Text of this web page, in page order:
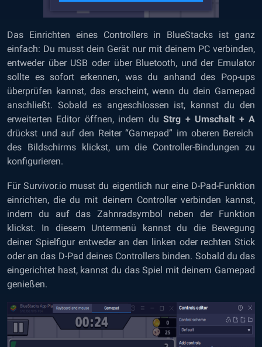
Das Einrichten eines Controllers in BlueStacks ist ganz
einfach: Du musst dein Gerät nur mit deinem PC verbinden,
entweder über USB oder über Bluetooth, und der Emulator
sollte es sofort erkennen, was du anhand des Pop-ups
überprüfen kannst, das erscheint, wenn du dein Gamepad
anschließt. Sobald es angeschlossen ist, kannst du den
erweiterten Editor öffnen, indem duStrg + Umschalt + A
drückst und auf den Reiter “Gamepad” im oberen Bereich
des Bildschirms klickst, um die Controller-Bindungen zu
konfigurieren.
Für Survivor.io musst du eigentlich nur eine D-Pad-Funktion
einrichten, die du mit deinem Controller verbinden kannst,
indem du auf das Zahnradsymbol neben der Funktion
klickst. In diesem Untermenü kannst du die Bewegung
deiner Spielfigur entweder an den linken oder rechten Stick
oder an das D-Pad deines Controllers binden. Sobald du das
eingerichtet hast, kannst du das Spiel mit deinem Gamepad
genießen.